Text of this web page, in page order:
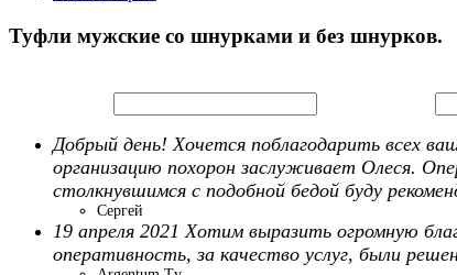
Туфли мужские со шнурками и без шнурков.
Добрый день! Хочется поблагодарить всех
организацию похорон заслуживает Олеся.
столкнувшимся с подобной бедой буду
Сергей
19 апреля 2021 Хотим выразить огромную
оперативность, за качество услуг, были